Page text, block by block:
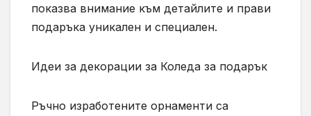
показва внимание към детайлите и прави
подаръка уникален и специален.
Идеи за декорации за Коледа за подарък
Ръчно изработените орнаменти са